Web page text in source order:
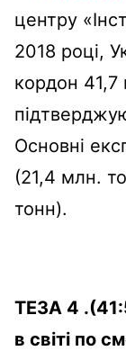
центру
2018 році,
кордон
Основні
(21,4 млн.
тонн).
ТЕЗА 4
в світі по